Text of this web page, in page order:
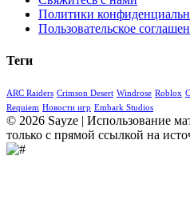
Политики
Пользовательское
Теги
ARC Raiders Crimson Desert Windrose Roblox
Requiem Новости игр Embark Studios
© 2026 Sayze | Использование
только с прямой ссылкой на